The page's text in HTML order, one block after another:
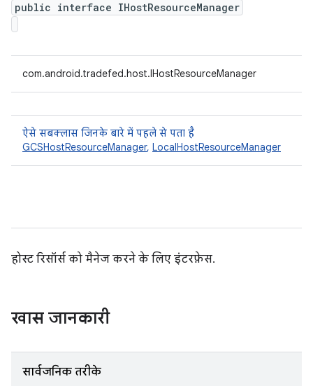
public interface IHostResourceManager
com.android.tradefed.host.IHostResourceManager
ऐसे सबक्लास जिनके बारे में पहले से पता है
GCSHostResourceManager, LocalHostResourceManager
होस्ट रिसॉर्स को मैनेज करने के लिए इंटरफ़ेस.
खास जानकारी
सार्वजनिक तरीके